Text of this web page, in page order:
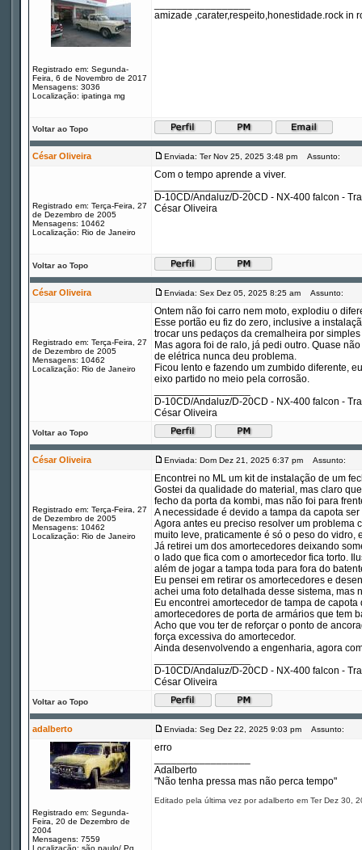
Registrado em: Segunda-
Feira, 6 de Novembro de 2017
Mensagens: 3036
Localização: ipatinga mg
amizade ,carater,respeito,honestidade.rock in
Voltar ao Topo
César Oliveira Enviada: Ter Nov 25, 2025 3:48 pm Assunto:
Registrado em: Terça-Feira, 27
de Dezembro de 2005
Mensagens: 10462
Localização: Rio de Janeiro
Com o tempo aprende a viver.
D-10CD/Andaluz/D-20CD - NX-400 falcon -
César Oliveira
Voltar ao Topo
César Oliveira Enviada: Sex Dez 05, 2025 8:25 am Assunto:
Registrado em: Terça-Feira, 27
de Dezembro de 2005
Mensagens: 10462
Localização: Rio de Janeiro
Ontem não foi carro nem moto, explodiu o
Esse portão eu fiz do zero, inclusive a
trocar uns pedaços da cremalheira por
Mas agora foi de ralo, já pedi outro. Quase
de elétrica nunca deu problema.
Ficou lento e fazendo um zumbido diferente,
eixo partido no meio pela corrosão.
D-10CD/Andaluz/D-20CD - NX-400 falcon -
César Oliveira
Voltar ao Topo
César Oliveira Enviada: Dom Dez 21, 2025 6:37 pm Assunto:
Registrado em: Terça-Feira, 27
de Dezembro de 2005
Mensagens: 10462
Localização: Rio de Janeiro
Encontrei no ML um kit de instalação de um
Gostei da qualidade do material, mas claro
fecho da porta da kombi, mas não foi para
A necessidade é devido a tampa da capota
Agora antes eu preciso resolver um problema
muito leve, praticamente é só o peso do vidro,
Já retirei um dos amortecedores deixando
o lado que fica com o amortecedor fica torto.
além de jogar a tampa toda para fora do
Eu pensei em retirar os amortecedores e
achei uma foto detalhada desse sistema, mas
Eu encontrei amortecedor de tampa de
amortecedores de porta de armários que tem
Acho que vou ter de reforçar o ponto de
força excessiva do amortecedor.
Ainda desenvolvendo a engenharia, agora
D-10CD/Andaluz/D-20CD - NX-400 falcon -
César Oliveira
Voltar ao Topo
adalberto Enviada: Seg Dez 22, 2025 9:03 pm Assunto:
Registrado em: Segunda-
Feira, 20 de Dezembro de
2004
Mensagens: 7559
Localização: são paulo/ Pq.
erro
Adalberto
"Não tenha pressa mas não perca tempo"
Editado pela última vez por adalberto em Ter Dez 30,